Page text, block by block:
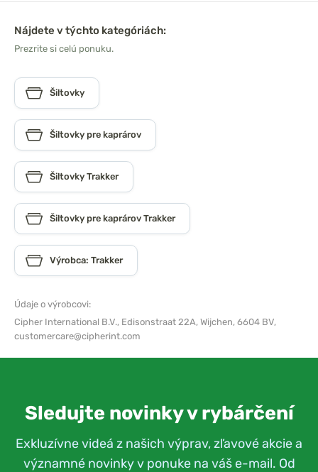
Nájdete v týchto kategóriách:
Prezrite si celú ponuku.
Šiltovky
Šiltovky pre kaprárov
Šiltovky Trakker
Šiltovky pre kaprárov Trakker
Výrobca: Trakker
Údaje o výrobcovi:
Cipher International B.V., Edisonstraat 22A, Wijchen, 6604 BV,
customercare@cipherint.com
Sledujte novinky v rybárčení
Exkluzívne videá z našich výprav, zľavové akcie a
významné novinky v ponuke na váš e-mail. Od